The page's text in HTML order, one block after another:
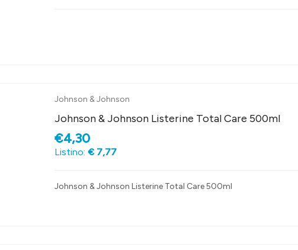
Johnson & Johnson
Johnson & Johnson Listerine Total Care 500ml
€4,30
Listino: € 7,77
Johnson & Johnson Listerine Total Care 500ml